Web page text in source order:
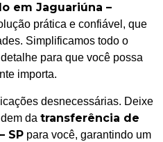
em Jaguariúna –
prática e confiável, que
Simplificamos todo o
para que você possa
importa.
desnecessárias. Deixe
da transferência de
SP para você, garantindo um